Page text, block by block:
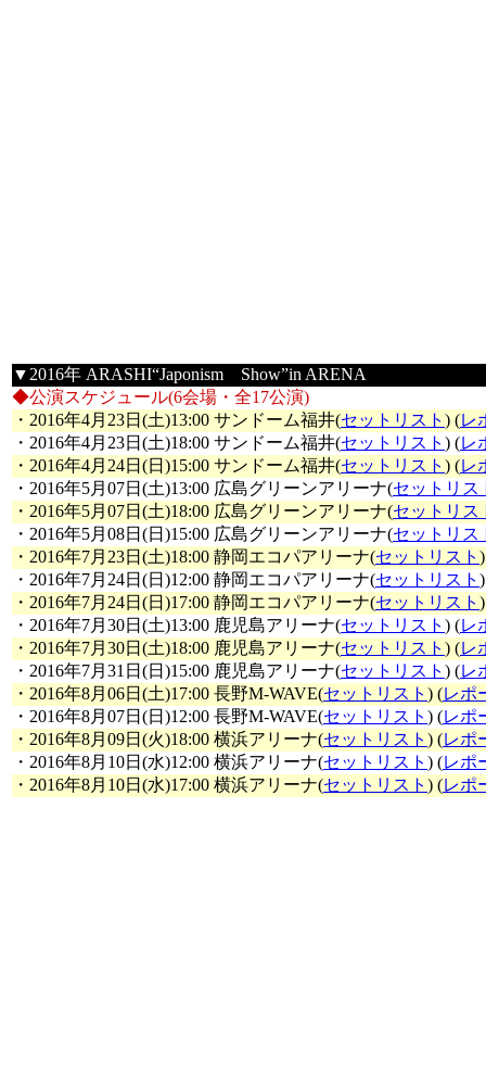
▼2016年 ARASHI“Japonism Show”in ARENA
◆公演スケジュール(6会場・全17公演)
・2016年4月23日(土)13:00 サンドーム福井(セットリスト ) (レ
・2016年4月23日(土)18:00 サンドーム福井(セットリスト ) (レ
・2016年4月24日(日)15:00 サンドーム福井(セットリスト ) (レ
・2016年5月07日(土)13:00 広島グリーンアリーナ(セットリス
・2016年5月07日(土)18:00 広島グリーンアリーナ(セットリス
・2016年5月08日(日)15:00 広島グリーンアリーナ(セットリス
・2016年7月23日(土)18:00 静岡エコパアリーナ(セットリスト
・2016年7月24日(日)12:00 静岡エコパアリーナ(セットリスト
・2016年7月24日(日)17:00 静岡エコパアリーナ(セットリスト
・2016年7月30日(土)13:00 鹿児島アリーナ(セットリスト ) (レ
・2016年7月30日(土)18:00 鹿児島アリーナ(セットリスト ) (レ
・2016年7月31日(日)15:00 鹿児島アリーナ(セットリスト ) (レ
・2016年8月06日(土)17:00 長野M-WAVE(セットリスト ) (レポ
・2016年8月07日(日)12:00 長野M-WAVE(セットリスト ) (レポ
・2016年8月09日(火)18:00 横浜アリーナ(セットリスト ) (レポ
・2016年8月10日(水)12:00 横浜アリーナ(セットリスト ) (レポ
・2016年8月10日(水)17:00 横浜アリーナ(セットリスト ) (レポ